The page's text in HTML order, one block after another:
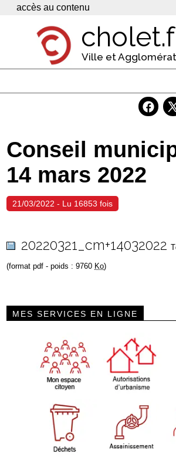
Panneau de gestion des cookies
accès au contenu
Ville et
Economie
Services
Contacts
Conseil
14 mars 2022
21/03/2022 - Lu 16853 fois
20220321_cm+14032022
(format pdf - poids : 9760 Ko)
MES SERVICES EN LIGNE